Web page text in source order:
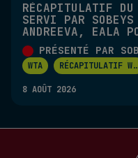
RÉCAPITULATIF DU
SERVI PAR SOBEYS
ANDREEVA, EALA
PRÉSENTÉ PAR
WTA RÉCAPITULATIF W...
8 AOÛT 2026